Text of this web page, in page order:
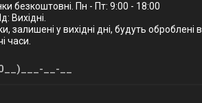
безкоштовні. Пн - Пт: 9:00 - 18:00
Вихідні.
залишені у вихідні дні, будуть оброблені в
часи.